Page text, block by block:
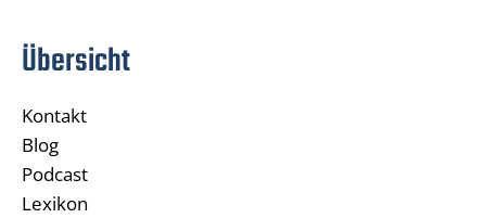
Übersicht
Kontakt
Blog
Podcast
Lexikon